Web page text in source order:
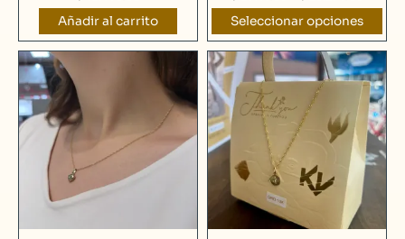
Añadir al carrito Seleccionar opciones
de
producto
Rango
precios:
desde
$ 10.100,00
$ 21.895,00
producto
múltiples
variantes.
Las
opciones
Rango
de
precios:
desde
$
hasta
$
Este
producto
tiene
múltiples
variantes.
opciones
pueden